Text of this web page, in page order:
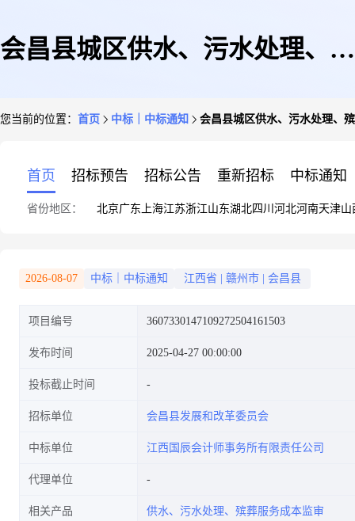
会昌县城区供水、污水处理、殡
您当前的位置： 首页 中标｜中标通知 会昌县城区供水、污水处理、
首页 招标预告 招标公告 重新招标 中标通知
省份地区： 北京广东 上海江苏浙江山东湖北四川 河北河南天津山
2026-08-07 中标｜中标通知 江西省 赣州市 会昌县
项目编号 3607330147109272504161503
发布时间 2025-04-27 00:00:00
投标截止时间
招标单位 会昌县发展和改革委员会
中标单位 江西国辰会计师事务所有限责任公司
代理单位
相关产品 供水、污水处理、殡葬服务成本监审